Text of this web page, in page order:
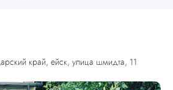
край, ейск, улица шмидта, 11